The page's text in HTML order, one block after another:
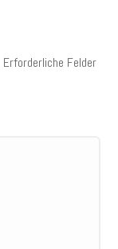
Erforderliche Felder